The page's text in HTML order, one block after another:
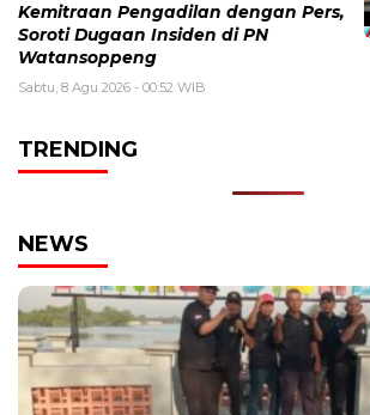
Kemitraan Pengadilan dengan Pers,
Soroti Dugaan Insiden di PN
Watansoppeng
Sabtu, 8 Agu 2026 - 00:52 WIB
TRENDING
NEWS